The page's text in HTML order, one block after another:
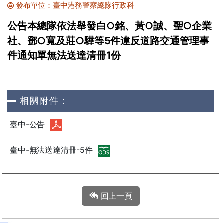
發布單位：臺中港務警察總隊行政科
公告本總隊依法舉發白○銘、黃○誠、聖○企業
社、鄧○寬及莊○驊等5件違反道路交通管理事
件通知單無法送達清冊1份
相關附件：
臺中-公告
臺中-無法送達清冊-5件
回上一頁